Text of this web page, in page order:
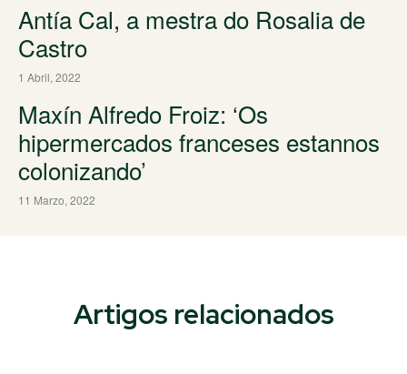
Antía Cal, a mestra do Rosalia de
Castro
1 Abril, 2022
Maxín Alfredo Froiz: ‘Os
hipermercados franceses estannos
colonizando’
11 Marzo, 2022
Artigos relacionados